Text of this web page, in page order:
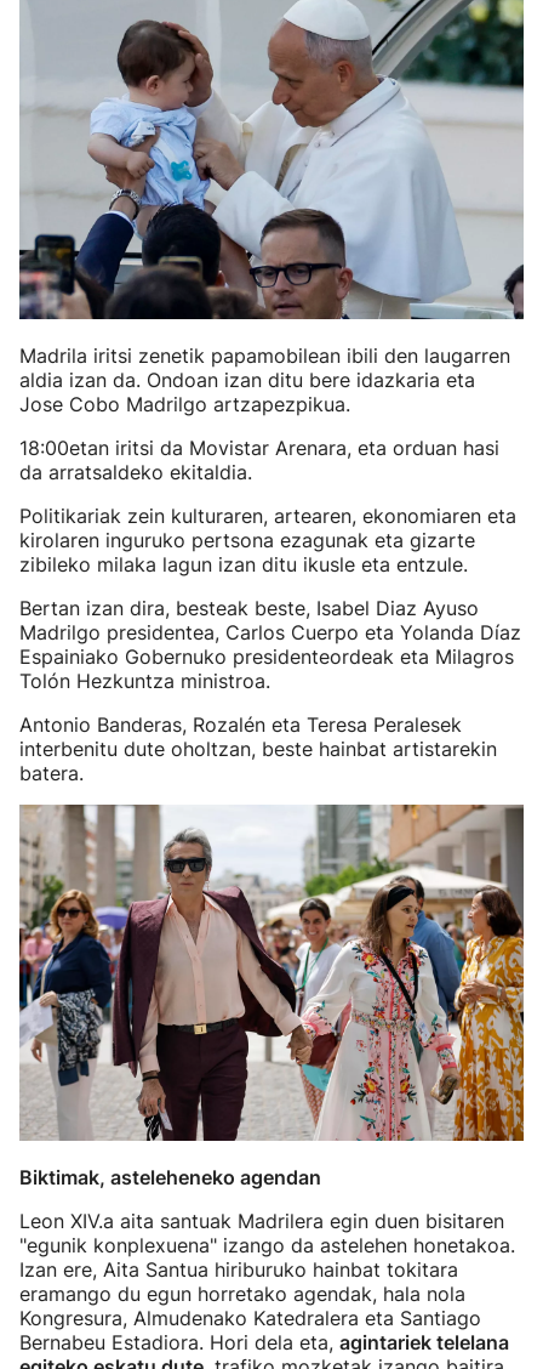
Madrila iritsi zenetik papamobilean ibili den laugarren
aldia izan da. Ondoan izan ditu bere idazkaria eta
Jose Cobo Madrilgo artzapezpikua.
18:00etan iritsi da Movistar Arenara, eta orduan hasi
da arratsaldeko ekitaldia.
Politikariak zein kulturaren, artearen, ekonomiaren eta
kirolaren inguruko pertsona ezagunak eta gizarte
zibileko milaka lagun izan ditu ikusle eta entzule.
Bertan izan dira, besteak beste, Isabel Diaz Ayuso
Madrilgo presidentea, Carlos Cuerpo eta Yolanda Díaz
Espainiako Gobernuko presidenteordeak eta Milagros
Tolón Hezkuntza ministroa.
Antonio Banderas, Rozalén eta Teresa Peralesek
interbenitu dute oholtzan, beste hainbat artistarekin
batera.
Biktimak, asteleheneko agendan
Leon XIV.a aita santuak Madrilera egin duen bisitaren
"egunik konplexuena" izango da astelehen honetakoa.
Izan ere, Aita Santua hiriburuko hainbat tokitara
eramango du egun horretako agendak, hala nola
Kongresura, Almudenako Katedralera eta Santiago
Bernabeu Estadiora. Hori dela eta, agintariek telelana